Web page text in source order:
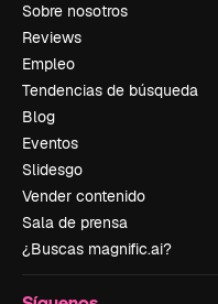
Sobre nosotros
Reviews
Empleo
Tendencias de búsqueda
Blog
Eventos
Slidesgo
Vender contenido
Sala de prensa
¿Buscas magnific.ai?